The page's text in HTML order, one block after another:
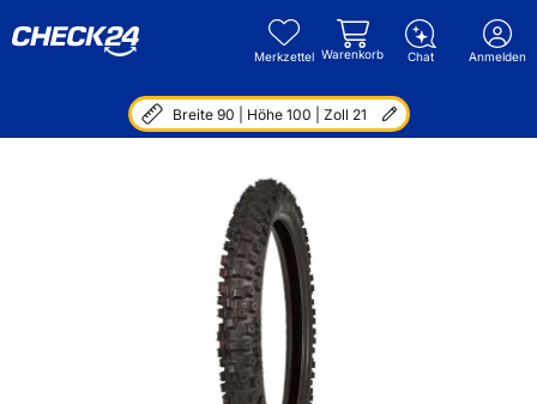
Merkzettel Warenkorb Chat Anmelden
Breite 90 | Höhe 100 | Zoll 21